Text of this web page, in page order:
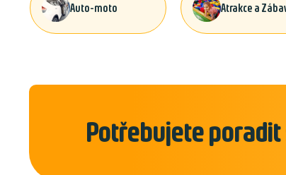
Auto-moto Atrakce a
Potřebujete